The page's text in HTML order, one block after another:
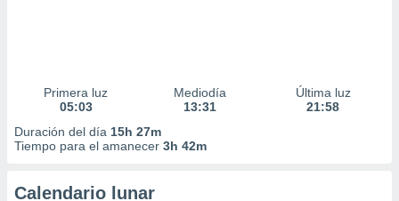
Primera luz
05:03
Mediodía
13:31
Última luz
21:58
Duración del día 15h 27m
Tiempo para el amanecer 3h 42m
Calendario lunar